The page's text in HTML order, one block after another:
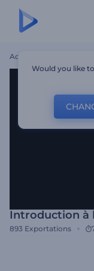
Accueil
Introduction à
893 Exportations
Would you like